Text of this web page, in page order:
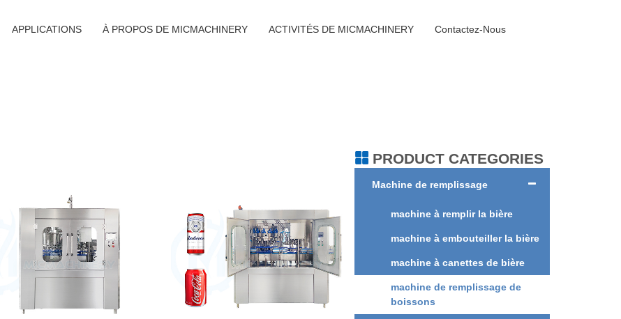
APPLICATIONS À PROPOS DE MICMACHINERY ACTIVITÉS DE MICMACHINERY Contactez-Nous
PRODUCT CATEGORIES
Machine de remplissage
machine à remplir la bière
machine à embouteiller la bière
machine à canettes de bière
machine de remplissage de
boissons